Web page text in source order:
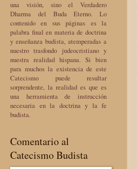
una visión, sino el Verdadero
Dharma del Buda Eterno. Lo
contenido en sus páginas es la
palabra final en materia de doctrina
y enseñanza budista, atemperadas a
nuestro trasfondo judeocristiano y
nuestra realidad hispana. Si bien
para muchos la existencia de este
Catecismo puede resultar
sorprendente, la realidad es que es
una herramienta de instrucción
necesaria en la doctrina y la fe
budista.
Comentario al
Catecismo Budista